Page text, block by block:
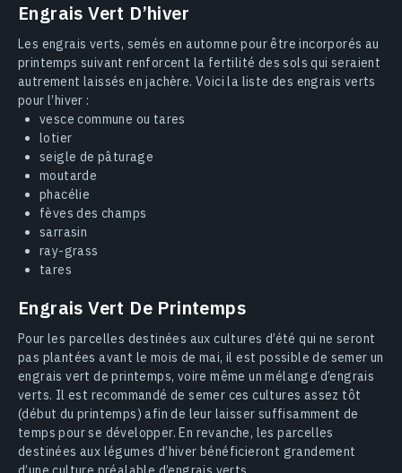
Engrais Vert D’hiver
Les engrais verts, semés en automne pour être incorporés au
printemps suivant renforcent la fertilité des sols qui seraient
autrement laissés en jachère. Voici la liste des engrais verts
pour l’hiver :
vesce commune ou tares
lotier
seigle de pâturage
moutarde
phacélie
fèves des champs
sarrasin
ray-grass
tares
Engrais Vert De Printemps
Pour les parcelles destinées aux cultures d’été qui ne seront
pas plantées avant le mois de mai, il est possible de semer un
engrais vert de printemps, voire même un mélange d’engrais
verts. Il est recommandé de semer ces cultures assez tôt
(début du printemps) afin de leur laisser suffisamment de
temps pour se développer. En revanche, les parcelles
destinées aux légumes d’hiver bénéficieront grandement